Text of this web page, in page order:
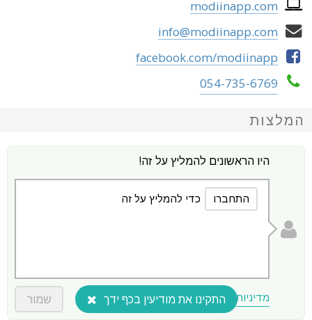
modiinapp.com
info@modiinapp.com
facebook.com/modiinapp
054-735-6769
המלצות
היו הראשונים להמליץ על זה!
התחברו כדי להמליץ על זה
מדיניות תוכן שמור התקינו את מודיעין בכף ידך